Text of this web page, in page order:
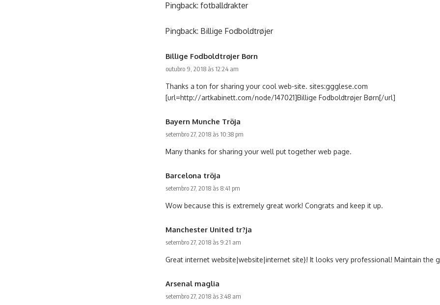
Pingback: fotballdrakter
Pingback: Billige Fodboldtrøjer
Billige Fodboldtrøjer Børn
outubro 9, 2018 às 12:24 am
Thanks a ton for sharing your cool web-site. sites:ggglese.com
[url=http://artkabinett.com/node/147021]Billige Fodboldtrøjer Børn[/url]
Bayern Munche Tröja
setembro 27, 2018 às 10:38 pm
Many thanks for sharing your well put together web page.
Barcelona tröja
setembro 27, 2018 às 8:41 pm
Wow because this is extremely great work! Congrats and keep it up.
Manchester United tr?ja
setembro 27, 2018 às 9:21 am
Great internet website|website|internet site}! It looks very professional! Maintain the
Arsenal maglia
setembro 27, 2018 às 3:48 am